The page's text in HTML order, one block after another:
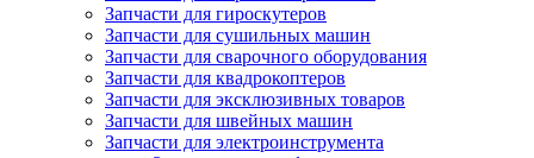
Запчасти для гироскутеров
Запчасти для сушильных машин
Запчасти для сварочного оборудования
Запчасти для квадрокоптеров
Запчасти для эксклюзивных товаров
Запчасти для швейных машин
Запчасти для электроинструмента